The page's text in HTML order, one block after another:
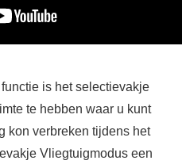
is het selectievakje
te hebben waar u kunt
kon verbreken tijdens het
Vliegtuigmodus een